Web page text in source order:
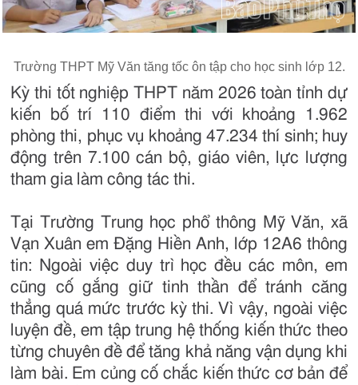
Trường THPT Mỹ Văn tăng tốc ôn tập cho học sinh lớp 12.
Kỳ thi tốt nghiệp THPT năm 2026 toàn tỉnh dự
kiến bố trí 110 điểm thi với khoảng 1.962
phòng thi, phục vụ khoảng 47.234 thí sinh; huy
động trên 7.100 cán bộ, giáo viên, lực lượng
tham gia làm công tác thi.
Tại Trường Trung học phổ thông Mỹ Văn, xã
Vạn Xuân em Đặng Hiền Anh, lớp 12A6 thông
tin: Ngoài việc duy trì học đều các môn, em
cũng cố gắng giữ tinh thần để tránh căng
thẳng quá mức trước kỳ thi. Vì vậy, ngoài việc
luyện đề, em tập trung hệ thống kiến thức theo
từng chuyên đề để tăng khả năng vận dụng khi
làm bài. Em củng cố chắc kiến thức cơ bản để